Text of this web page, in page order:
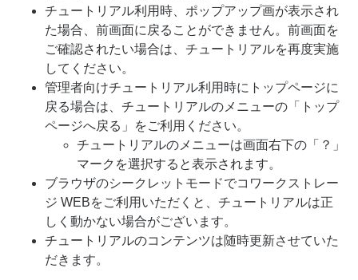
チュートリアル利用時、ポップアップ画が表示され
た場合、前画面に戻ることができません。前画面を
ご確認されたい場合は、チュートリアルを再度実施
してください。
管理者向けチュートリアル利用時にトップページに
戻る場合は、チュートリアルのメニューの「トップ
ページへ戻る」をご利用ください。
チュートリアルのメニューは画面右下の「？」
マークを選択すると表示されます。
ブラウザのシークレットモードでコワークストレー
ジ WEBをご利用いただくと、チュートリアルは正
しく動かない場合がございます。
チュートリアルのコンテンツは随時更新させていた
だきます。